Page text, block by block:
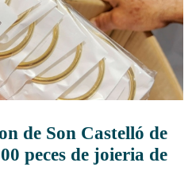
de Son Castelló de
peces de joieria de